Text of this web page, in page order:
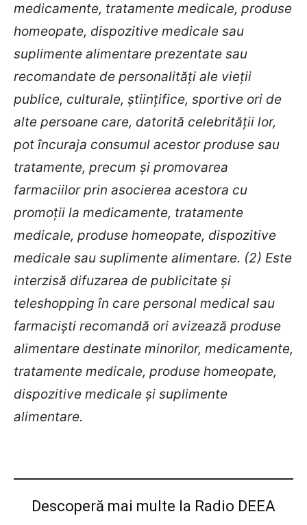
medicamente, tratamente medicale, produse
homeopate, dispozitive medicale sau
suplimente alimentare prezentate sau
recomandate de personalităţi ale vieţii
publice, culturale, ştiinţifice, sportive ori de
alte persoane care, datorită celebrităţii lor,
pot încuraja consumul acestor produse sau
tratamente, precum şi promovarea
farmaciilor prin asocierea acestora cu
promoţii la medicamente, tratamente
medicale, produse homeopate, dispozitive
medicale sau suplimente alimentare. (2) Este
interzisă difuzarea de publicitate şi
teleshopping în care personal medical sau
farmacişti recomandă ori avizează produse
alimentare destinate minorilor, medicamente,
tratamente medicale, produse homeopate,
dispozitive medicale şi suplimente
alimentare.
Descoperă mai multe la Radio DEEA